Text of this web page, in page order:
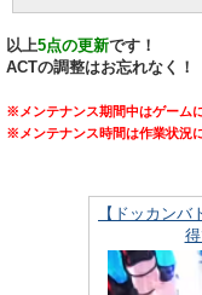
以上5点の更新です！
ACTの調整はお忘れなく！
※メンテナンス期間中はゲーム
※メンテナンス時間は作業状況
【ドッカン